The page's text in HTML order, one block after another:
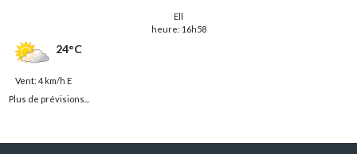
Ell
heure: 16h58
24°C
Vent: 4 km/h E
Plus de prévisions...